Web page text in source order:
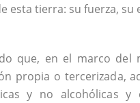
esta tierra: su fuerza, su
que, en el marco del
propia o tercerizada,
y no alcohólicas y